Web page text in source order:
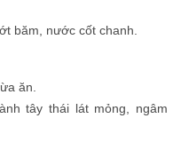
băm, nước cốt chanh.
ăn.
tây thái lát mỏng, ngâm